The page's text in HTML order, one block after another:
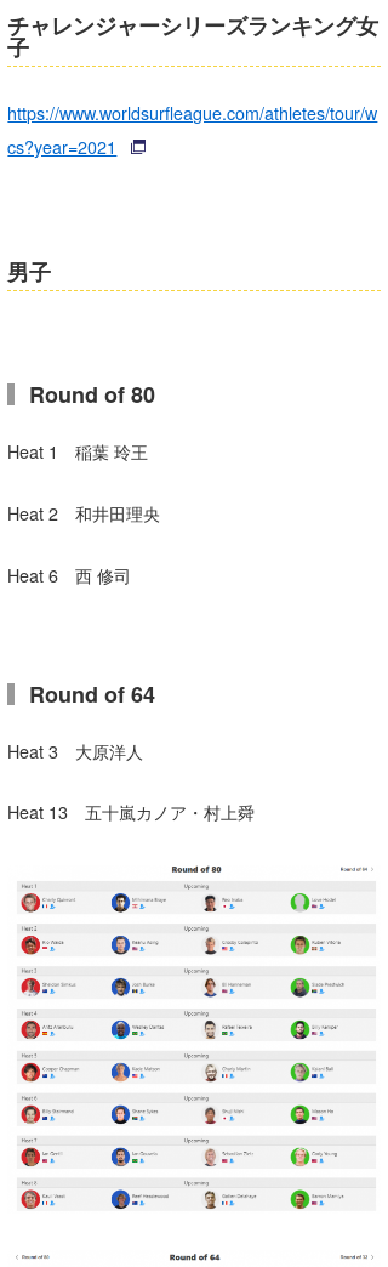
チャレンジャーシリーズランキング女
子
https://www.worldsurfleague.com/athletes/tour/w
cs?year=2021
男子
Round of 80
Heat 1 稲葉 玲王
Heat 2 和井田理央
Heat 6 西 修司
Round of 64
Heat 3 大原洋人
Heat 13 五十嵐カノア・村上舜
熊谷素子
植村未来
NOBUFUKU
大野”MAR”修聖
喜納海人
ECE
G◎Da
H
KID
S.K
Soulman
たっちー
ハンマー
まっきー
小川予報士
上田純子
唐澤予報士
SancheZ
米山予報士